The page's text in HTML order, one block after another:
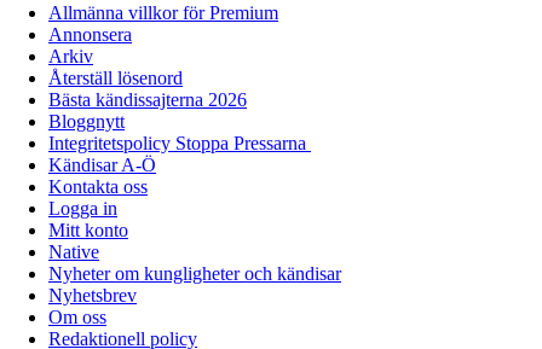
Allmänna villkor för Premium
Annonsera
Arkiv
Återställ lösenord
Bästa kändissajterna 2026
Bloggnytt
Integritetspolicy Stoppa Pressarna
Kändisar A-Ö
Kontakta oss
Logga in
Mitt konto
Native
Nyheter om kungligheter och kändisar
Nyhetsbrev
Om oss
Redaktionell policy